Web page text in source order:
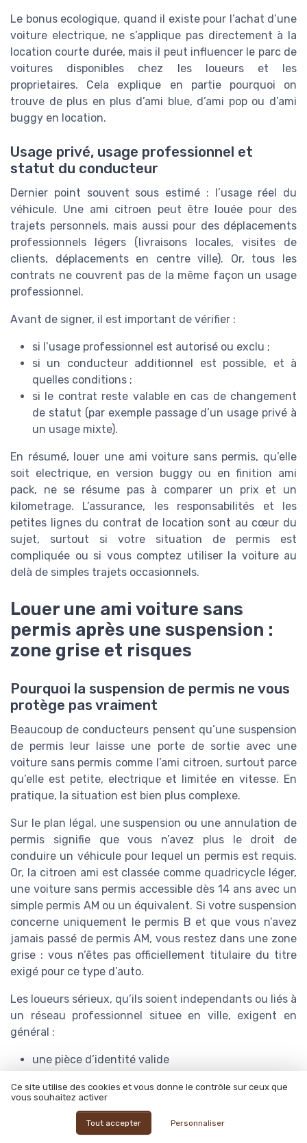
Le bonus ecologique, quand il existe pour l’achat d’une
voiture electrique, ne s’applique pas directement à la
location courte durée, mais il peut influencer le parc de
voitures disponibles chez les loueurs et les
proprietaires. Cela explique en partie pourquoi on
trouve de plus en plus d’ami blue, d’ami pop ou d’ami
buggy en location.
Usage privé, usage professionnel et
statut du conducteur
Dernier point souvent sous estimé : l’usage réel du
véhicule. Une ami citroen peut être louée pour des
trajets personnels, mais aussi pour des déplacements
professionnels légers (livraisons locales, visites de
clients, déplacements en centre ville). Or, tous les
contrats ne couvrent pas de la même façon un usage
professionnel.
Avant de signer, il est important de vérifier :
si l’usage professionnel est autorisé ou exclu ;
si un conducteur additionnel est possible, et à
quelles conditions ;
si le contrat reste valable en cas de changement
de statut (par exemple passage d’un usage privé à
un usage mixte).
En résumé, louer une ami voiture sans permis, qu’elle
soit electrique, en version buggy ou en finition ami
pack, ne se résume pas à comparer un prix et un
kilometrage. L’assurance, les responsabilités et les
petites lignes du contrat de location sont au cœur du
sujet, surtout si votre situation de permis est
compliquée ou si vous comptez utiliser la voiture au
delà de simples trajets occasionnels.
Louer une ami voiture sans
permis après une suspension :
zone grise et risques
Pourquoi la suspension de permis ne vous
protège pas vraiment
Beaucoup de conducteurs pensent qu’une suspension
de permis leur laisse une porte de sortie avec une
voiture sans permis comme l’ami citroen, surtout parce
qu’elle est petite, electrique et limitée en vitesse. En
pratique, la situation est bien plus complexe.
Sur le plan légal, une suspension ou une annulation de
permis signifie que vous n’avez plus le droit de
conduire un véhicule pour lequel un permis est requis.
Or, la citroen ami est classée comme quadricycle léger,
une voiture sans permis accessible dès 14 ans avec un
simple permis AM ou un équivalent. Si votre suspension
concerne uniquement le permis B et que vous n’avez
jamais passé de permis AM, vous restez dans une zone
grise : vous n’êtes pas officiellement titulaire du titre
exigé pour ce type d’auto.
Les loueurs sérieux, qu’ils soient independants ou liés à
un réseau professionnel situee en ville, exigent en
général :
une pièce d’identité valide
la preuve d’un permis AM ou d’un ancien BSR
parfois un relevé d’information d’assurance
Si votre permis B est suspendu et que vous présentez
Ce site utilise des cookies et vous donne le contrôle sur ceux que
vous souhaitez activer
Tout accepter Personnaliser